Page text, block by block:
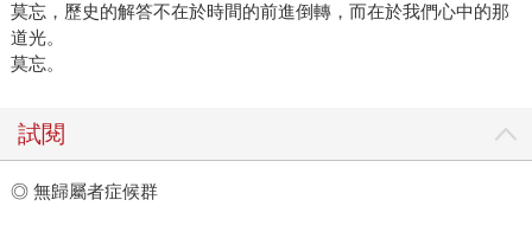
莫忘，歷史的解答不在於時間的前進倒轉，而在於我們心中的那
道光。
莫忘。
試閱
◎ 無歸屬者症候群